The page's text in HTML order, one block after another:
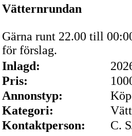
Vätternrundan
Gärna runt 22.00 till
för förslag.
Inlagd:
Pris:
Annonstyp:
Kategori:
Kontaktperson:
C.